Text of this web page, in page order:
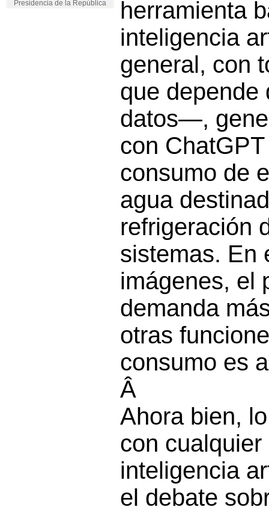
Presidencia de la República
herramienta
inteligencia
general, con
que depende
datos—,
con
consumo de
agua
refrigeración
sistemas. En
imágenes, el
demanda
otras
consumo es
Â
Ahora bien,
con
inteligencia
el debate